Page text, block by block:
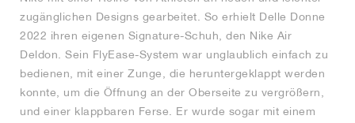
zugänglichen Designs gearbeitet. So erhielt Delle Donne
2022 ihren eigenen Signature-Schuh, den Nike Air
Deldon. Sein FlyEase-System war unglaublich einfach zu
bedienen, mit einer Zunge, die heruntergeklappt werden
konnte, um die Öffnung an der Oberseite zu vergrößern,
und einer klappbaren Ferse. Er wurde sogar mit einem